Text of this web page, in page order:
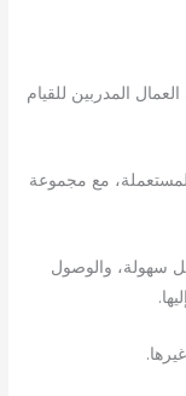
المدربين للقيام
مع مجموعة
سهولة، والوصول